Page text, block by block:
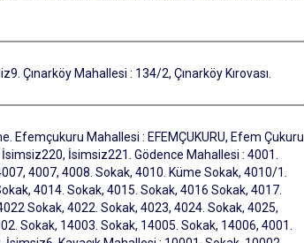
Çınarköy Mahallesi : 134/2, Çınarköy Kırovası.
Efemçukuru Mahallesi : EFEMÇUKURU, Efem Çukuru
İsimsiz221. Gödence Mahallesi : 4001.
4007, 4008. Sokak, 4010. Küme Sokak, 4010/1.
4014. Sokak, 4015. Sokak, 4016 Sokak, 4017.
Sokak, 4022. Sokak, 4023, 4024. Sokak, 4025,
Sokak, 14003. Sokak, 14005. Sokak, 14006, 4001.